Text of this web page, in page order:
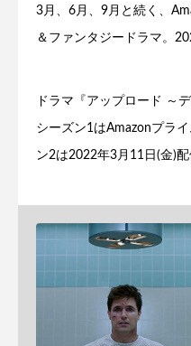
3月、6月、9月と続く、
＆ファンタジードラマ。
ドラマ『アップロード ～
シーズン1はAmazonプラ
ン2は2022年3月11日(金)配